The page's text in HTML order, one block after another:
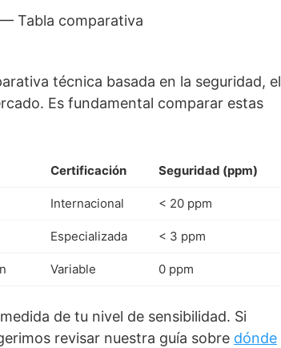
técnica basada en la seguridad, el
Es fundamental comparar estas
Certificación Seguridad (ppm)
Internacional < 20 ppm
Especializada < 3 ppm
Variable 0 ppm
de tu nivel de sensibilidad. Si
revisar nuestra guía sobre dónde